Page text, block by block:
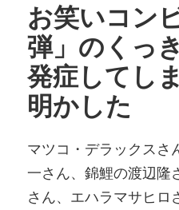
お笑いコン
弾」のくっ
発症してし
明かした
マツコ・デラックスさ
一さん、錦鯉の渡辺隆
さん、エハラマサヒロ